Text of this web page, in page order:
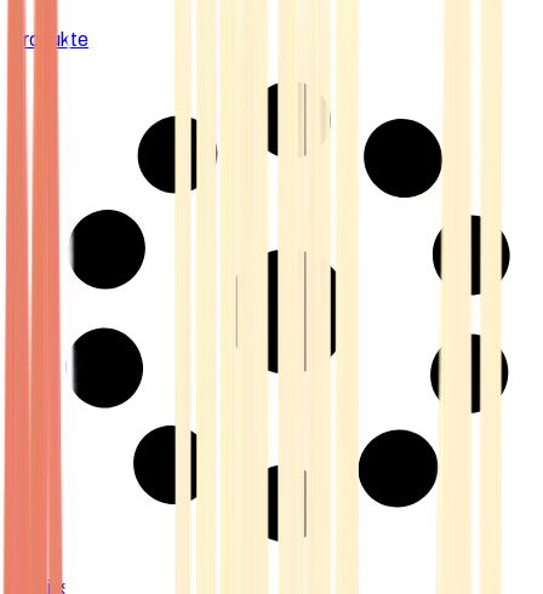
Produkte
Strains